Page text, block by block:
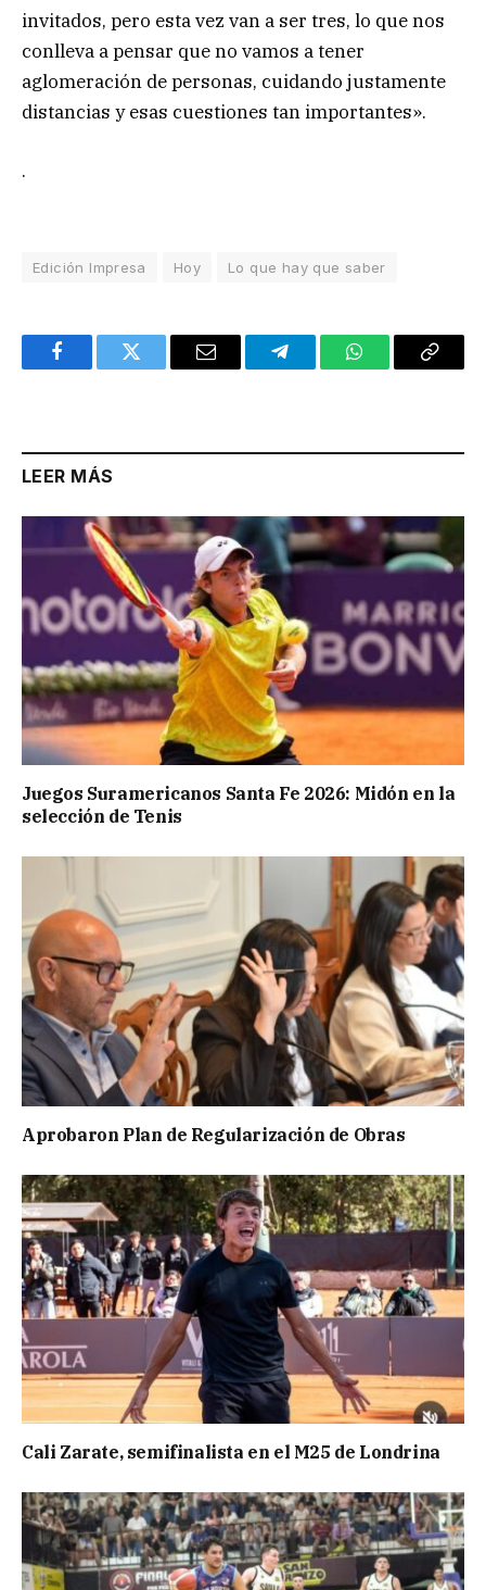
invitados, pero esta vez van a ser tres, lo que nos
conlleva a pensar que no vamos a tener
aglomeración de personas, cuidando justamente
distancias y esas cuestiones tan importantes».
.
Edición Impresa Hoy Lo que hay que saber
FacebookTwitter Email TelegramWhatsAppCopy
LEER MÁS
Juegos Suramericanos Santa Fe 2026: Midón en la
selección de Tenis
Aprobaron Plan de Regularización de Obras
Cali Zarate, semifinalista en el M25 de Londrina